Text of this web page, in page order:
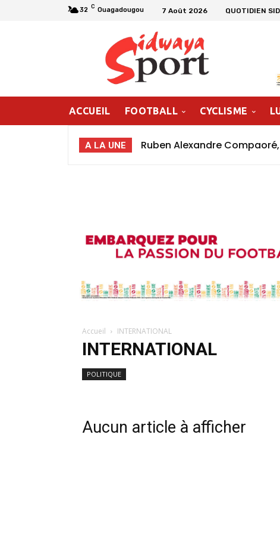
32 C Ouagadougou 7 Août 2026 QUOTIDIEN
ACCUEIL FOOTBALL CYCLISME
A LA UNE
Ruben Alexandre
Accueil INTERNATIONAL
INTERNATIONAL
POLITIQUE
Aucun article à afficher